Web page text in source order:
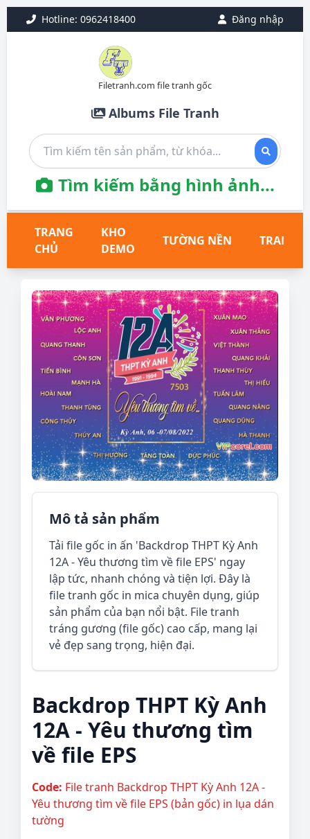
Hotline: 0962418400 Đăng nhập
Filetranh.com file tranh gốc
Albums File Tranh
Tìm kiếm bằng hình ảnh...
TRANG
CHỦ
KHO
DEMO
TƯỜNG NỀN TRANH
Mô tả sản phẩm
Tải file gốc in ấn 'Backdrop THPT Kỳ Anh
12A - Yêu thương tìm về file EPS' ngay
lập tức, nhanh chóng và tiện lợi. Đây là
file tranh gốc in mica chuyên dụng, giúp
sản phẩm của bạn nổi bật. File tranh
tráng gương (file gốc) cao cấp, mang lại
vẻ đẹp sang trọng, hiện đại.
Backdrop THPT Kỳ Anh
12A - Yêu thương tìm
về file EPS
Code: File tranh Backdrop THPT Kỳ Anh 12A -
Yêu thương tìm về file EPS (bản gốc) in lụa dán
tường